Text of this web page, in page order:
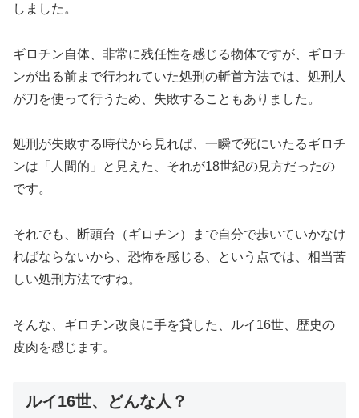
しました。
ギロチン自体、非常に残任性を感じる物体ですが、ギロチ
ンが出る前まで行われていた処刑の斬首方法では、処刑人
が刀を使って行うため、失敗することもありました。
処刑が失敗する時代から見れば、一瞬で死にいたるギロチ
ンは「人間的」と見えた、それが18世紀の見方だったの
です。
それでも、断頭台（ギロチン）まで自分で歩いていかなけ
ればならないから、恐怖を感じる、という点では、相当苦
しい処刑方法ですね。
そんな、ギロチン改良に手を貸した、ルイ16世、歴史の
皮肉を感じます。
ルイ16世、どんな人？